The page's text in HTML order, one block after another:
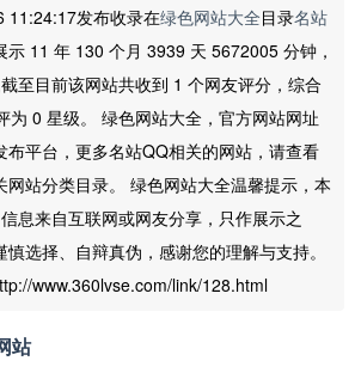
11:24:17发布收录在绿色网站大全目录名站
11 年 130 个月 3939 天 5672005 分钟，
至目前该网站共收到 1 个网友评分，综合
为 0 星级。 绿色网站大全，官方网站网址
布平台，更多名站QQ相关的网站，请查看
网站分类目录。 绿色网站大全温馨提示，本
息来自互联网或网友分享，只作展示之
选择、自辩真伪，感谢您的理解与支持。
www.360lvse.com/link/128.html
站